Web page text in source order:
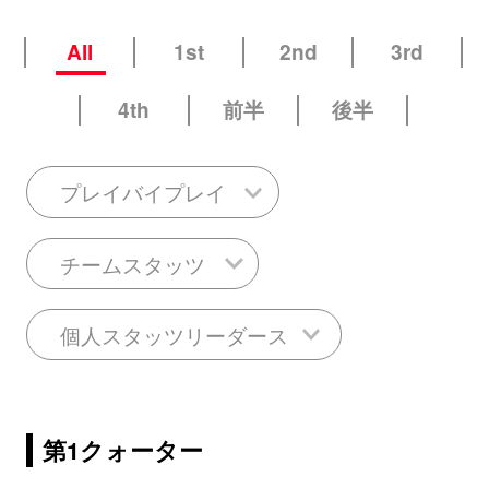
All 1st 2nd
3rd
4th
前半 後半
プレイバイプレイ
チームスタッツ
個人スタッツリーダース
第1クォーター